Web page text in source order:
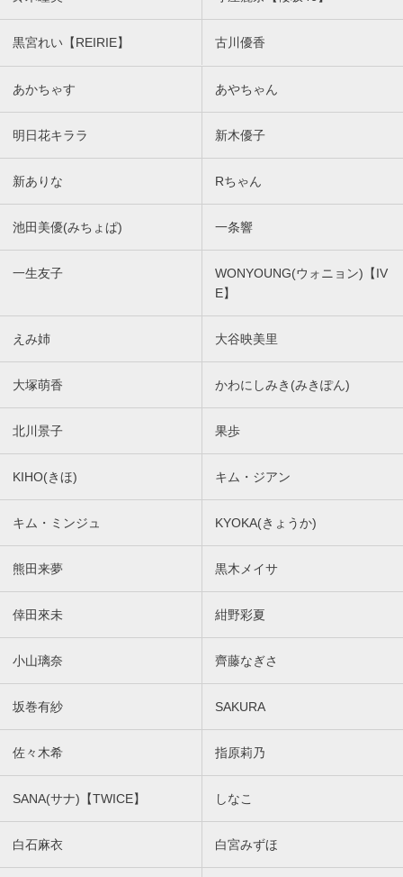
黒宮れい【REIRIE】 古川優香
あかちゃす あやちゃん
明日花キララ 新木優子
新ありな Rちゃん
池田美優(みちょぱ) 一条響
一生友子
WONYOUNG(ウォニョン)【IV
E】
えみ姉 大谷映美里
大塚萌香 かわにしみき(みきぽん)
北川景子 果歩
KIHO(きほ) キム・ジアン
キム・ミンジュ KYOKA(きょうか)
熊田来夢 黒木メイサ
倖田來未 紺野彩夏
小山璃奈 齊藤なぎさ
坂巻有紗 SAKURA
佐々木希 指原莉乃
SANA(サナ)【TWICE】 しなこ
白石麻衣 白宮みずほ